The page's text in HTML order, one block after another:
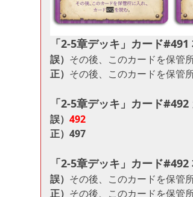
「2-5章デッキ」カード
誤） その後、このカードを保管
正） その後、このカードを保管
「2-5章デッキ」カード
誤）492
正）497
「2-5章デッキ」カード
誤） その後、このカードを保管
正） その後、このカードを保管